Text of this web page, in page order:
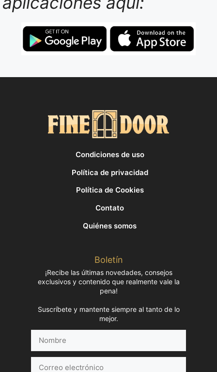
Condiciones de uso
Política de privacidad
Política de Cookies
Contato
Quiénes somos
Boletín
¡Recibe las últimas novedades, consejos
exclusivos y contenido que realmente vale la
pena!
Suscríbete y mantente siempre al tanto de lo
mejor.